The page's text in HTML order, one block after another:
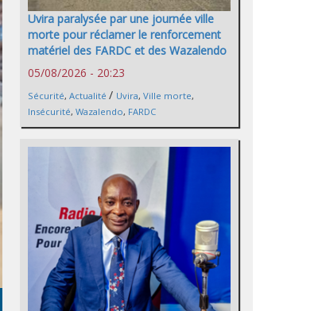
Uvira paralysée par une journée ville
morte pour réclamer le renforcement
matériel des FARDC et des Wazalendo
05/08/2026 - 20:23
Sécurité, Actualité / Uvira, Ville morte,
Insécurité, Wazalendo, FARDC